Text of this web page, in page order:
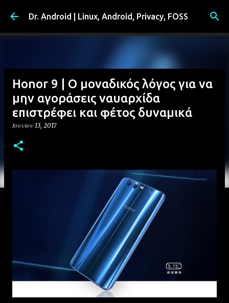
Μετάβαση στο κύριο περιεχόμενο
Dr. Android | Linux, Android, Privacy, FOSS
Honor 9 | Ο μοναδικός λόγος για να
μην αγοράσεις ναυαρχίδα
επιστρέφει και φέτος δυναμικά
Ιουνίου 13, 2017